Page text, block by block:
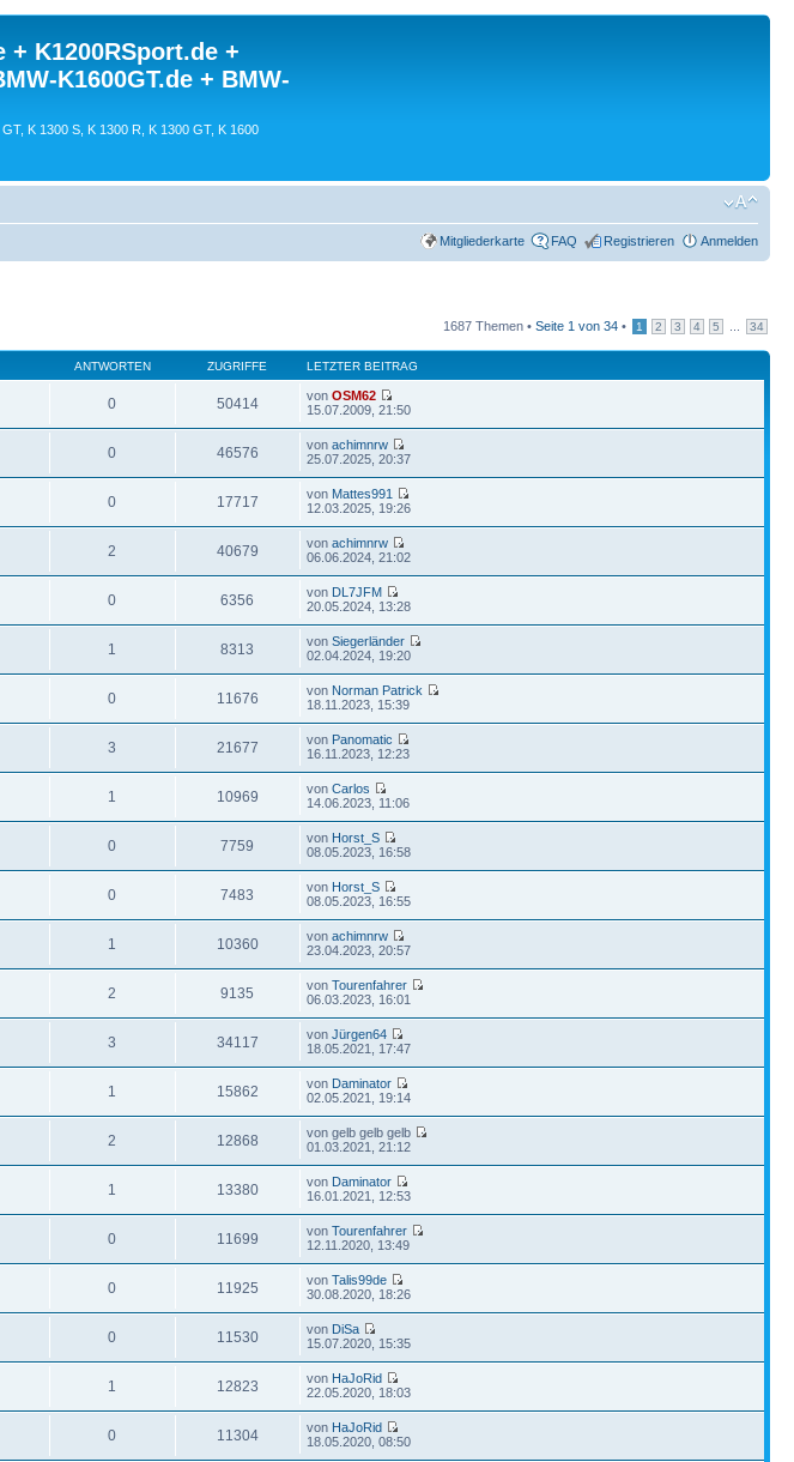
+ K1200RSport.de +
K1600GT.de + BMW-
K 1300 S, K 1300 R, K 1300 GT, K 1600
Mitgliederkarte FAQ Registrieren Anmelden
1687 Themen • Seite 1 von 34 • 1 2 3 4 5 34
ANTWORTEN ZUGRIFFE LETZTER BEITRAG
0 50414 vonOSM62
15.07.2009, 21:50
0 46576 vonachimnrw
25.07.2025, 20:37
0 17717 von Mattes991
12.03.2025, 19:26
2 40679 vonachimnrw
06.06.2024, 21:02
0 6356 von DL7JFM
20.05.2024, 13:28
1 8313 vonSiegerländer
02.04.2024, 19:20
0 11676 von Norman Patrick
18.11.2023, 15:39
3 21677 von Panomatic
16.11.2023, 12:23
1 10969 vonCarlos
14.06.2023, 11:06
0 7759 von Horst_S
08.05.2023, 16:58
0 7483 von Horst_S
08.05.2023, 16:55
1 10360 vonachimnrw
23.04.2023, 20:57
2 9135 vonTourenfahrer
06.03.2023, 16:01
3 34117 vonJürgen64
18.05.2021, 17:47
1 15862 von Daminator
02.05.2021, 19:14
2 12868
von gelb gelb gelb
01.03.2021, 21:12
1 13380 von Daminator
16.01.2021, 12:53
0 11699 vonTourenfahrer
12.11.2020, 13:49
0 11925 vonTalis99de
30.08.2020, 18:26
0 11530 von DiSa
15.07.2020, 15:35
1 12823 von HaJoRid
22.05.2020, 18:03
0 11304 von HaJoRid
18.05.2020, 08:50